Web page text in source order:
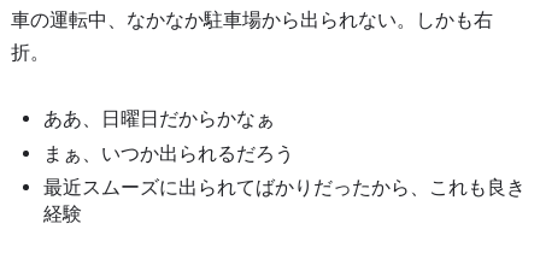
車の運転中、なかなか駐車場から出られない。しかも右
折。
ああ、日曜日だからかなぁ
まぁ、いつか出られるだろう
最近スムーズに出られてばかりだったから、これも良き
経験